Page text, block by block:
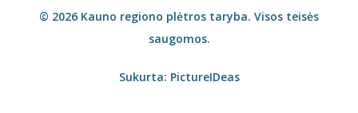
© 2026 Kauno regiono plėtros taryba. Visos teisės
saugomos.
Sukurta: PictureIDeas